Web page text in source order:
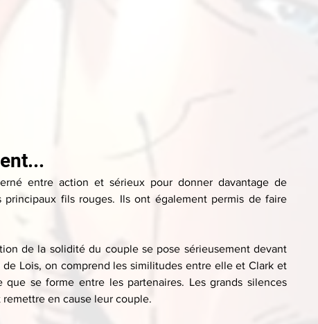
entre action et sérieux pour donner davantage de
fils rouges. Ils ont également permis de faire
de la solidité du couple se pose sérieusement devant
Lois, on comprend les similitudes entre elle et Clark et
se forme entre les partenaires. Les grands silences
en cause leur couple.